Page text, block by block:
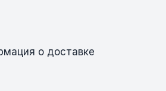
о доставке